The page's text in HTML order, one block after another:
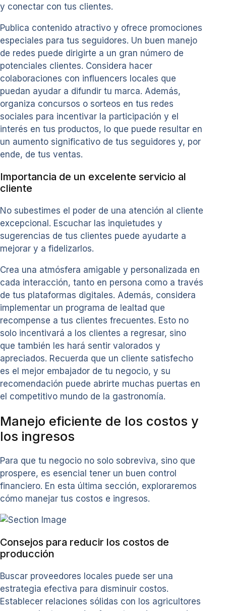
y conectar con tus clientes.
Publica contenido atractivo y ofrece promociones
especiales para tus seguidores. Un buen manejo
de redes puede dirigirte a un gran número de
potenciales clientes. Considera hacer
colaboraciones con influencers locales que
puedan ayudar a difundir tu marca. Además,
organiza concursos o sorteos en tus redes
sociales para incentivar la participación y el
interés en tus productos, lo que puede resultar en
un aumento significativo de tus seguidores y, por
ende, de tus ventas.
Importancia de un excelente servicio al
cliente
No subestimes el poder de una atención al cliente
excepcional. Escuchar las inquietudes y
sugerencias de tus clientes puede ayudarte a
mejorar y a fidelizarlos.
Crea una atmósfera amigable y personalizada en
cada interacción, tanto en persona como a través
de tus plataformas digitales. Además, considera
implementar un programa de lealtad que
recompense a tus clientes frecuentes. Esto no
solo incentivará a los clientes a regresar, sino
que también les hará sentir valorados y
apreciados. Recuerda que un cliente satisfecho
es el mejor embajador de tu negocio, y su
recomendación puede abrirte muchas puertas en
el competitivo mundo de la gastronomía.
Manejo eficiente de los costos y
los ingresos
Para que tu negocio no solo sobreviva, sino que
prospere, es esencial tener un buen control
financiero. En esta última sección, exploraremos
cómo manejar tus costos e ingresos.
Consejos para reducir los costos de
producción
Buscar proveedores locales puede ser una
estrategia efectiva para disminuir costos.
Establecer relaciones sólidas con los agricultores